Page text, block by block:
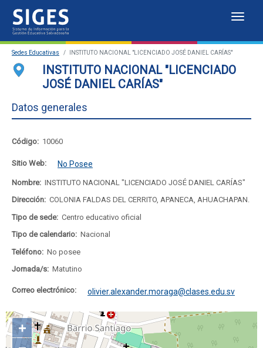
Sistema
de
Información
para
la
Gestión
Educativa
Salvadoreña
Sedes Educativas
Mapa de sedes educativas
Sedes Educativas INSTITUTO NACIONAL "LICENCIADO JOSÉ DANIEL CARÍAS"
INSTITUTO NACIONAL "LICENCIADO
JOSÉ DANIEL CARÍAS"
Datos generales
Código: 10060
Sitio Web: No Posee
Nombre: INSTITUTO NACIONAL "LICENCIADO JOSÉ DANIEL CARÍAS"
Dirección: COLONIA FALDAS DEL CERRITO, APANECA, AHUACHAPAN.
Tipo de sede: Centro educativo oficial
Tipo de calendario: Nacional
Teléfono: No posee
Jornada/s: Matutino
Correo electrónico: olivier.alexander.moraga@clases.edu.sv